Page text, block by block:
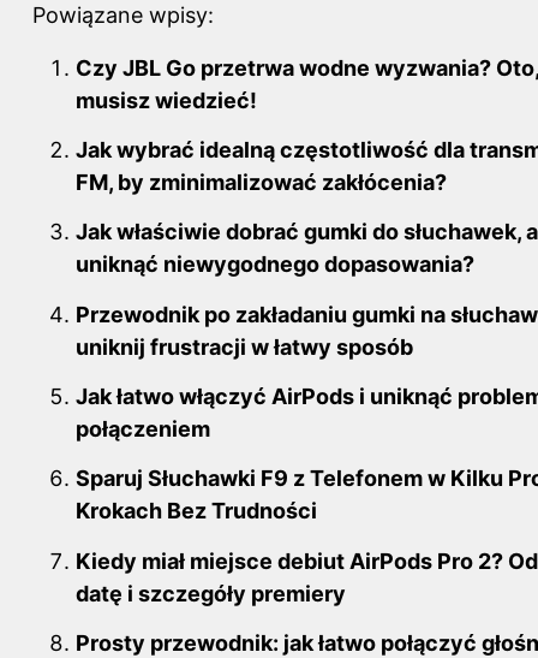
c
e
b
o
o
k
er
e
st
di
t
bl e
n
Powiązane wpisy:
Czy JBL Go przetrwa wodne wyzwania?
musisz wiedzieć!
Jak wybrać idealną częstotliwość dla
FM, by zminimalizować zakłócenia?
Jak właściwie dobrać gumki do słuchawek,
uniknąć niewygodnego dopasowania?
Przewodnik po zakładaniu gumki na
uniknij frustracji w łatwy sposób
Jak łatwo włączyć AirPods i uniknąć
połączeniem
Sparuj Słuchawki F9 z Telefonem w Kilku
Krokach Bez Trudności
Kiedy miał miejsce debiut AirPods Pro 2?
datę i szczegóły premiery
Prosty przewodnik: jak łatwo połączyć